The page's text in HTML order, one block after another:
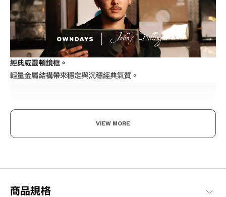
經典威靈頓鏡框。
輕量金屬結構帶來穩定與沉穩經典氣質。
與氣質的系列。
VIEW MORE
商品規格